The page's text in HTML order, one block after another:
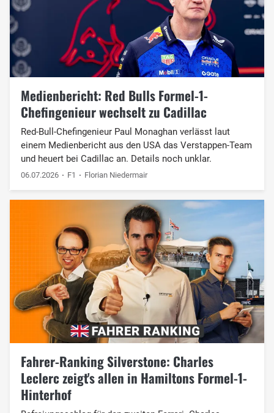
Medienbericht: Red Bulls Formel-1-
Chefingenieur wechselt zu Cadillac
Red-Bull-Chefingenieur Paul Monaghan verlässt laut
einem Medienbericht aus den USA das Verstappen-Team
und heuert bei Cadillac an. Details noch unklar.
06.07.2026 F1 Florian Niedermair
Fahrer-Ranking Silverstone: Charles
Leclerc zeigt's allen in Hamiltons Formel-1-
Hinterhof